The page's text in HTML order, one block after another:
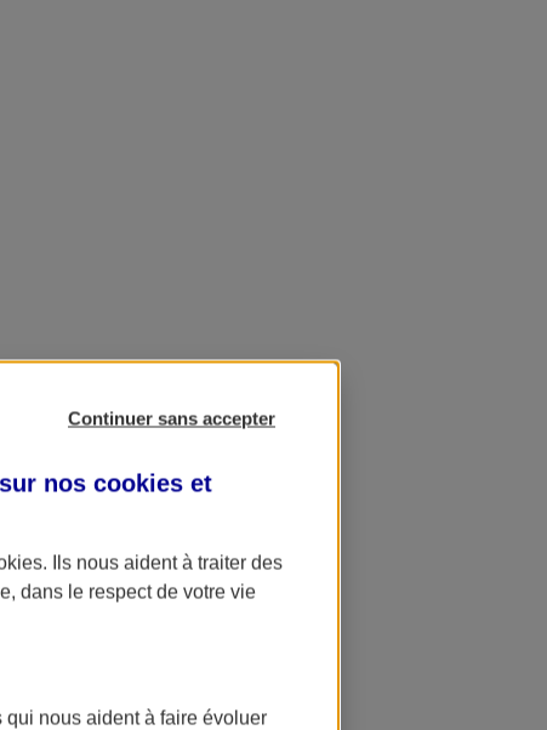
Continuer sans accepter
nos cookies et
. Ils nous aident à traiter des
dans le respect de votre vie
qui nous aident à faire évoluer